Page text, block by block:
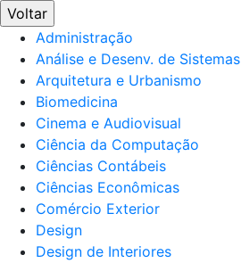
Voltar
Administração
Análise e Desenv. de Sistemas
Arquitetura e Urbanismo
Biomedicina
Cinema e Audiovisual
Ciência da Computação
Ciências Contábeis
Ciências Econômicas
Comércio Exterior
Design
Design de Interiores